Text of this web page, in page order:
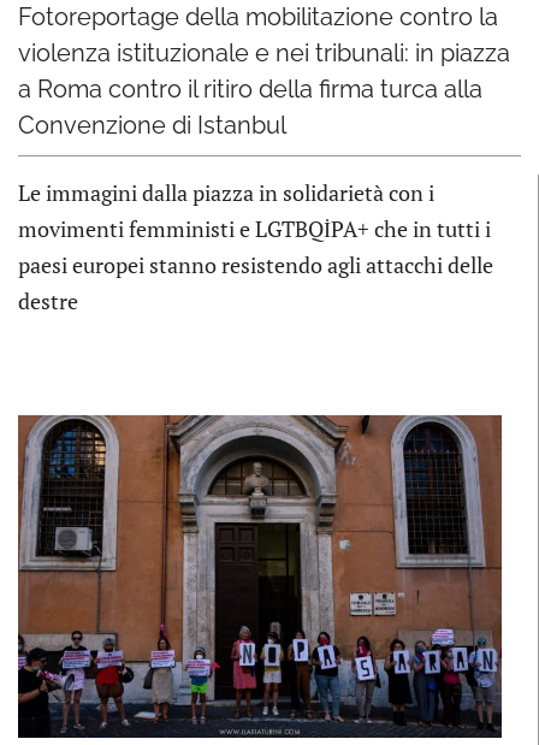
Fotoreportage della mobilitazione contro la
violenza istituzionale e nei tribunali: in piazza
a Roma contro il ritiro della firma turca alla
Convenzione di Istanbul
Le immagini dalla piazza in solidarietà con i
movimenti femministi e LGTBQİPA+ che in tutti i
paesi europei stanno resistendo agli attacchi delle
destre